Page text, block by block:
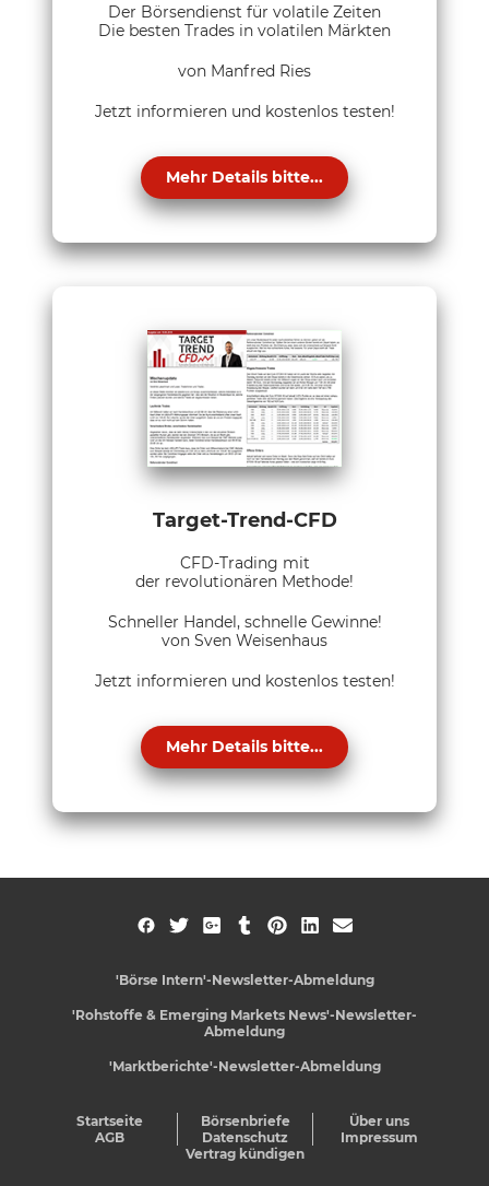
Der Börsendienst für volatile Zeiten
Die besten Trades in volatilen Märkten
von Manfred Ries
Jetzt informieren und kostenlos testen!
Mehr Details bitte...
Target-Trend-CFD
CFD-Trading mit
der revolutionären Methode!
Schneller Handel, schnelle Gewinne!
von Sven Weisenhaus
Jetzt informieren und kostenlos testen!
Mehr Details bitte...
'Börse Intern'-Newsletter-Abmeldung
'Rohstoffe & Emerging Markets News'-Newsletter-
Abmeldung
'Marktberichte'-Newsletter-Abmeldung
Startseite Börsenbriefe
Über uns
AGB
Datenschutz
Impressum
Vertrag kündigen